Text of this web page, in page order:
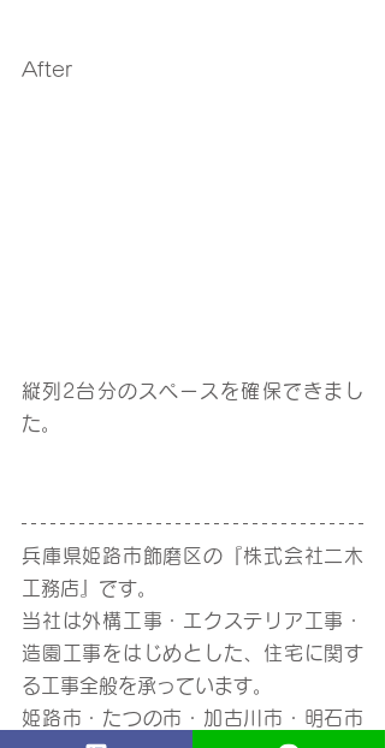
After
縦列2台分のスペースを確保できまし
た。
兵庫県姫路市飾磨区の『株式会社二木
工務店』です。
当社は外構工事・エクステリア工事・
造園工事をはじめとした、住宅に関す
る工事全般を承っています。
姫路市・たつの市・加古川市・明石市